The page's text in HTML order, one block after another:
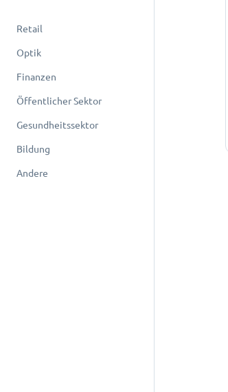
Retail
Optik
Finanzen
Öffentlicher Sektor
Gesundheitssektor
Bildung
Andere